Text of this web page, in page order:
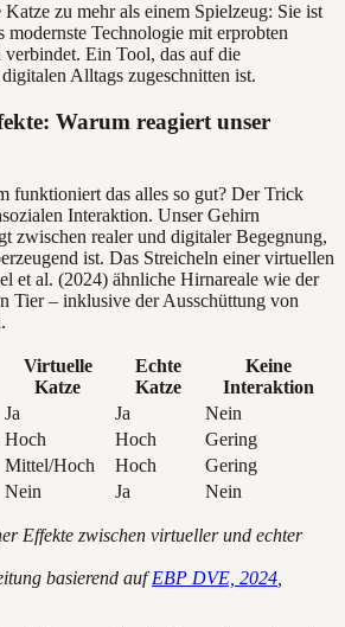
zu mehr als einem Spielzeug: Sie ist
modernste Technologie mit erprobten
verbindet. Ein Tool, das auf die
Alltags zugeschnitten ist.
Warum reagiert unser
funktioniert das alles so gut? Der Trick
Interaktion. Unser Gehirn
zwischen realer und digitaler Begegnung,
ist. Das Streicheln einer virtuellen
et al. (2024) ähnliche Hirnareale wie der
Tier – inklusive der Ausschüttung von
Virtuelle
Katze
Echte
Katze
Keine
Interaktion
Ja Ja
Nein
Hoch Hoch
Gering
Mittel/Hoch Hoch
Gering
Nein Ja Nein
Effekte zwischen virtueller und echter
basierend aufEBP DVE, 2024